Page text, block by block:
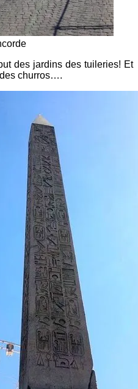
des jardins des tuileries! Et
churros….